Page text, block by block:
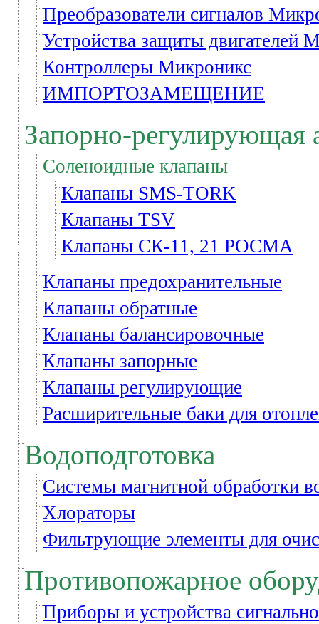
Преобразователи сигналов
Устройства защиты двигателей
Контроллеры Микроникс
ИМПОРТОЗАМЕЩЕНИЕ
Запорно-регулирующая
Соленоидные клапаны
Клапаны SMS-TORK
Клапаны TSV
Клапаны СК-11, 21 РОСМА
Клапаны предохранительные
Клапаны обратные
Клапаны балансировочные
Клапаны запорные
Клапаны регулирующие
Расширительные баки для
Водоподготовка
Системы магнитной обработки
Хлораторы
Фильтрующие элементы для
Противопожарное
Приборы и устройства